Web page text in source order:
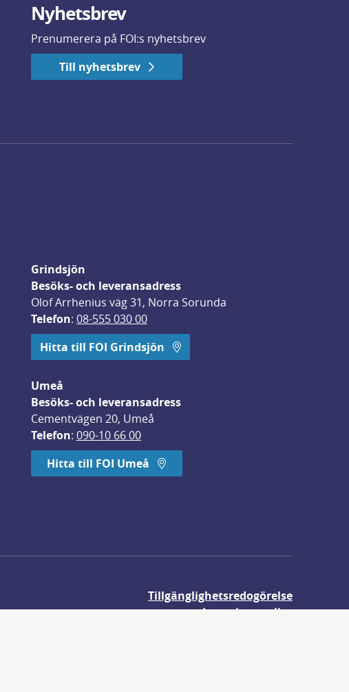
Nyhetsbrev
Prenumerera på FOI:s nyhetsbrev
Till nyhetsbrev
Grindsjön
Besöks- och leveransadress
Olof Arrhenius väg 31, Norra Sorunda
Telefon: 08-555 030 00
Hitta till FOI Grindsjön
Umeå
Besöks- och leveransadress
Cementvägen 20, Umeå
Telefon: 090-10 66 00
Hitta till FOI Umeå
Tillgänglighetsredogörelse
Integritetspolicy